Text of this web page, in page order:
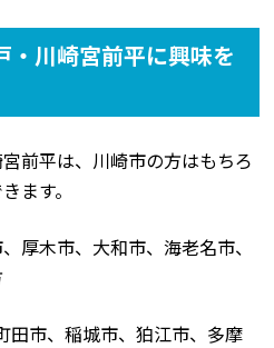
・川崎宮前平に興味を
前平は、川崎市の方はもちろ
ます。
厚木市、大和市、海老名市、
田市、稲城市、狛江市、多摩